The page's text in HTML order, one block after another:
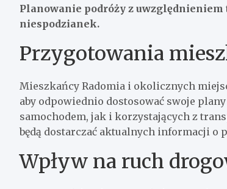
Planowanie podróży z
niespodzianek.
Przygotowania
Mieszkańcy Radomia i okolicznych
aby odpowiednio dostosować swoje
samochodem, jak i korzystających z
będą dostarczać aktualnych informacji o
Wpływ na ruch